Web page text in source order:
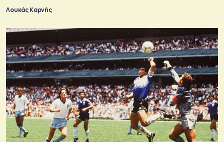
Λουκάς Καρνής